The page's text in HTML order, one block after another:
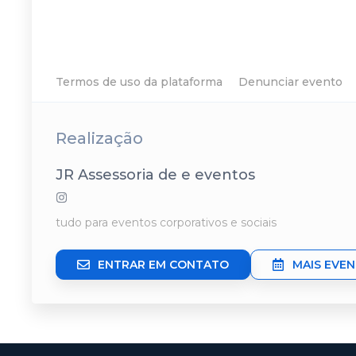
Termos de uso da plataforma Denunciar evento
Realização
JR Assessoria de e eventos
tudo para eventos corporativos e sociais
ENTRAR EM CONTATO MAIS